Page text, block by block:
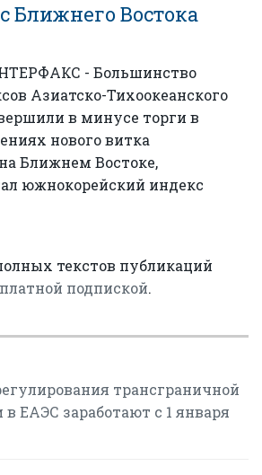
Ближнего Востока
- Большинство
Азиатско-Тихоокеанского
в минусе торги в
нового витка
Ближнем Востоке,
южнокорейский индекс
текстов публикаций
платной подпиской.
трансграничной
в ЕАЭС заработают с 1 января